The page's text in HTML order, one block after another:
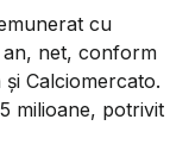
cu
an, net, conform
Calciomercato.
milioane, potrivit